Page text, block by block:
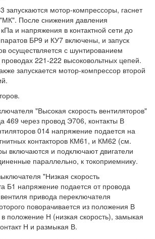
мотор-компрессоры, гаснет
После снижения давления
и напряжения в контактной сети до
БР9 и КУ7 включены, и запуск
осуществляется с шунтированием
221-222 высоковольтных цепей.
запускается мотор-компрессор второй
"Высокая скорость вентиляторов"
469 через провод Э706, контакты В
014 напряжение подается на
контакторов КМ61, и КМ62 (см.
включаются и подключают двигатели
параллельно, к токоприемнику.
"Низкая скорость
Б1 напряжение подается от провода
привода переключателя
поворачивается из положения В
в положение Н (низкая скорость), замыкая
Н и размыкая В.